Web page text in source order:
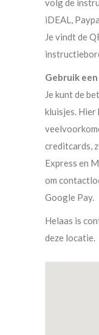
volg de
iDEAL,
Je vindt de
Gebruik
Je kunt de
kluisjes. Hier
creditcards,
Express en
om
Google Pay.
Helaas is
deze locatie.